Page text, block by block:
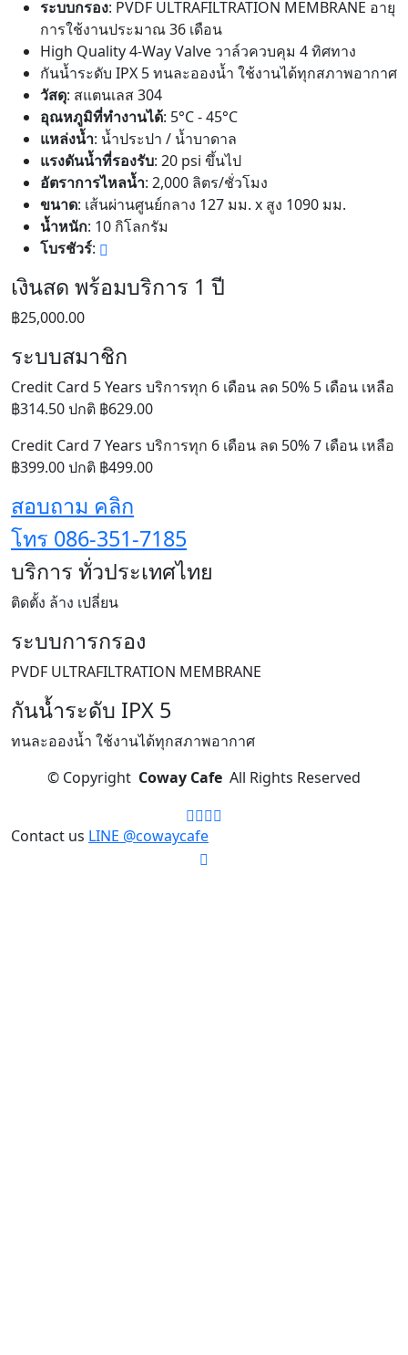
ระบบกรอง: PVDF ULTRAFILTRATION MEMBRANE อายุ
การใช้งานประมาณ 36 เดือน
High Quality 4-Way Valve วาล์วควบคุม 4 ทิศทาง
กันน้ำระดับ IPX 5 ทนละอองน้ำ ใช้งานได้ทุกสภาพอากาศ
วัสดุ: สแตนเลส 304
อุณหภูมิที่ทำงานได้: 5°C - 45°C
แหล่งน้ำ: น้ำประปา / น้ำบาดาล
แรงดันน้ำที่รองรับ: 20 psi ขึ้นไป
อัตราการไหลน้ำ: 2,000 ลิตร/ชั่วโมง
ขนาด: เส้นผ่านศูนย์กลาง 127 มม. x สูง 1090 มม.
น้ำหนัก: 10 กิโลกรัม
โบรชัวร์:
เงินสด พร้อมบริการ 1 ปี
฿25,000.00
ระบบสมาชิก
Credit Card 5 Years บริการทุก 6 เดือน ลด 50% 5 เดือน เหลือ
฿314.50 ปกติ ฿629.00
Credit Card 7 Years บริการทุก 6 เดือน ลด 50% 7 เดือน เหลือ
฿399.00 ปกติ ฿499.00
สอบถาม คลิก
โทร 086-351-7185
บริการ ทั่วประเทศไทย
ติดตั้ง ล้าง เปลี่ยน
ระบบการกรอง
PVDF ULTRAFILTRATION MEMBRANE
กันน้ำระดับ IPX 5
ทนละอองน้ำ ใช้งานได้ทุกสภาพอากาศ
© Copyright Coway Cafe All Rights Reserved
Contact us LINE @cowaycafe